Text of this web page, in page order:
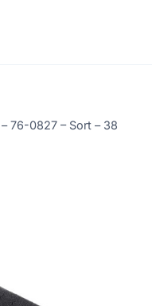
76-0827 – Sort – 38